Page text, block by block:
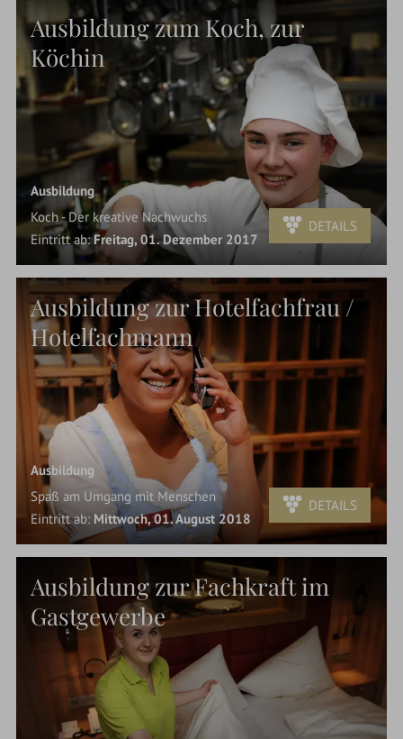
Ausbildung zum Koch, zur
Köchin
Ausbildung
Koch - Der kreative Nachwuchs
Eintritt ab:Freitag, 01. Dezember 2017
DETAILS
Ausbildung zur Hotelfachfrau /
Hotelfachmann
Ausbildung
Spaß am Umgang mit Menschen
Eintritt ab: Mittwoch, 01. August 2018
DETAILS
Ausbildung zur Fachkraft im
Gastgewerbe